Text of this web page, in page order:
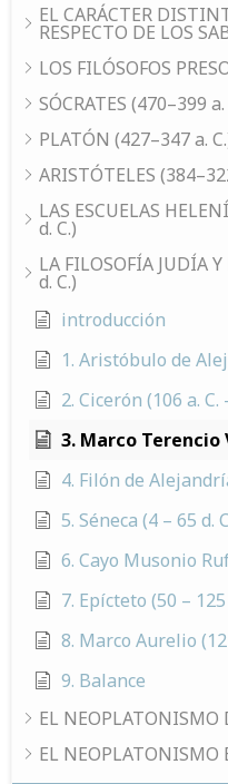
EL CARÁCTER
RESPECTO DE LOS
LOS FILÓSOFOS
SÓCRATES (470–399 a.
PLATÓN (427–347 a.
ARISTÓTELES
LAS ESCUELAS
d. C.)
LA FILOSOFÍA JUDÍA
d. C.)
introducción
1. Aristóbulo de
2. Cicerón (106 a. C.
3. Marco Terencio
4. Filón de
5. Séneca (4 – 65 d.
6. Cayo Musonio
7. Epícteto (50 – 125
8. Marco Aurelio
9. Balance
EL NEOPLATONISMO
EL NEOPLATONISMO